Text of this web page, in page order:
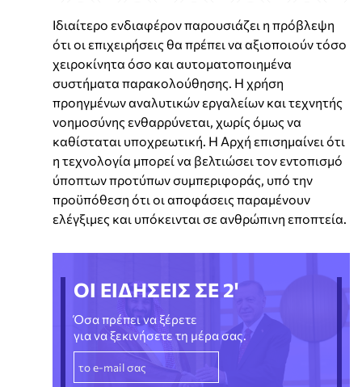
Ιδιαίτερο ενδιαφέρον παρουσιάζει η πρόβλεψη
ότι οι επιχειρήσεις θα πρέπει να αξιοποιούν τόσο
χειροκίνητα όσο και αυτοματοποιημένα
συστήματα παρακολούθησης. Η χρήση
προηγμένων αναλυτικών εργαλείων και τεχνητής
νοημοσύνης ενθαρρύνεται, χωρίς όμως να
καθίσταται υποχρεωτική. Η Αρχή επισημαίνει ότι
η τεχνολογία μπορεί να βελτιώσει τον εντοπισμό
ύποπτων προτύπων συμπεριφοράς, υπό την
προϋπόθεση ότι οι αποφάσεις παραμένουν
ελέγξιμες και υπόκεινται σε ανθρώπινη εποπτεία.
ΟΙ ΕΙΔΗΣΕΙΣ ΣΕ 2'
Όσα πρέπει να ξέρετε
για να ξεκινήσετε τη μέρα σας.